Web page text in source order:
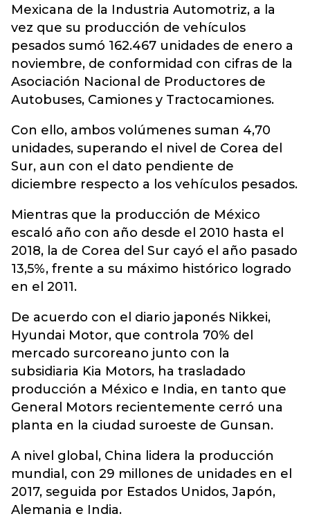
Mexicana de la Industria Automotriz, a la
vez que su producción de vehículos
pesados sumó 162.467 unidades de enero a
noviembre, de conformidad con cifras de la
Asociación Nacional de Productores de
Autobuses, Camiones y Tractocamiones.
Con ello, ambos volúmenes suman 4,70
unidades, superando el nivel de Corea del
Sur, aun con el dato pendiente de
diciembre respecto a los vehículos pesados.
Mientras que la producción de México
escaló año con año desde el 2010 hasta el
2018, la de Corea del Sur cayó el año pasado
13,5%, frente a su máximo histórico logrado
en el 2011.
De acuerdo con el diario japonés Nikkei,
Hyundai Motor, que controla 70% del
mercado surcoreano junto con la
subsidiaria Kia Motors, ha trasladado
producción a México e India, en tanto que
General Motors recientemente cerró una
planta en la ciudad suroeste de Gunsan.
A nivel global, China lidera la producción
mundial, con 29 millones de unidades en el
2017, seguida por Estados Unidos, Japón,
Alemania e India.